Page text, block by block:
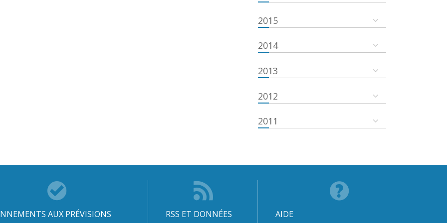
2015
2014
2013
2012
2011
AUX PRÉVISIONS RSS ET DONNÉES AIDE